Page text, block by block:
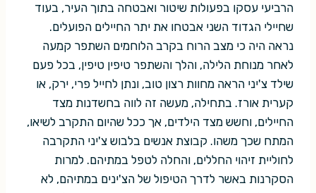
הרביעי עסקו בפעולות שיטור ואבטחה בתוך העיר, בעוד
שחיילי הגדוד השני אבטחו את יתר החיילים הפועלים.
נראה היה כי מצב הרוח בקרב הלוחמים השתפר קמעה
לאחר מנוחת הלילה, והלך והשתפר טיפין טיפין, בכל פעם
שילד צ'יני הראה מחוות רצון טוב, ונתן לחייל פרי, ירק, או
קערית אורז. בתחילה, מעשה זה לווה בחשדנות מצד
החיילים, וחשש מצד הילדים, אך ככל שהיום התקרב לשיאו,
המתח שכך משהו. קבוצת אנשים בלבוש צ'יני התקרבה
לחוליית זיהוי החללים, והחלה לטפל במתיהם. למרות
הסקרנות באשר לדרך הטיפול של הצ'ינים במתיהם, לא